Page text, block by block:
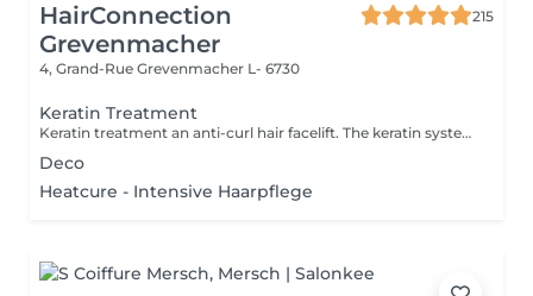
HairConnection
Grevenmacher
215
4, Grand-Rue Grevenmacher L- 6730
Keratin Treatment
Keratin treatment an anti-curl hair facelift. The keratin system regenerates very damaged hair, they feel the energy and feeling of a new hair, shiny and strongly recovered.
Deco
Heatcure - Intensive Haarpflege